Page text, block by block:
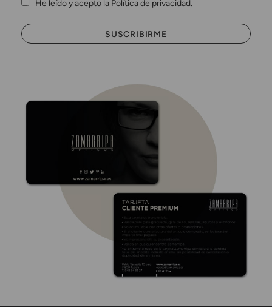
He leído y acepto la Política de privacidad.